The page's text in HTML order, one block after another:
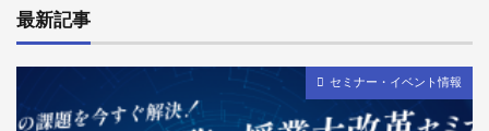
最新記事
セミナー・イベント情報